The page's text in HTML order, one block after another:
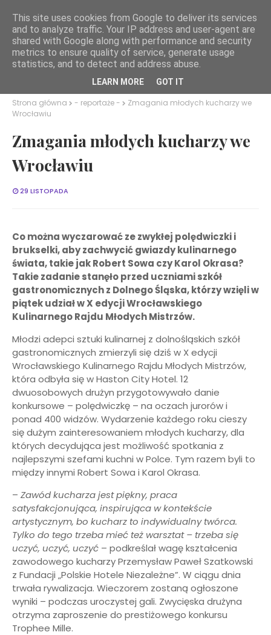
Smaki Dolnego Śląska
Strona główna - reportaże -
Zmagania młodych kucharzy we
Wrocławiu
Zmagania młodych kucharzy we
Wrocławiu
29 LISTOPADA
Co można wyczarować ze zwykłej polędwiczki i
brukselki, aby zachwycić gwiazdy kulinarnego
świata, takie jak Robert Sowa czy Karol Okrasa?
Takie zadanie stanęło przed uczniami szkół
gastronomicznych z Dolnego Śląska, którzy wzięli w
piątek udział w X edycji Wrocławskiego
Kulinarnego Rajdu Młodych Mistrzów.
Młodzi adepci sztuki kulinarnej z dolnośląskich szkół
gastronomicznych zmierzyli się dziś w X edycji
Wrocławskiego Kulinarnego Rajdu Młodych Mistrzów,
która odbyła się w Haston City Hotel. 12
dwuosobowych drużyn przygotowywało danie
konkursowe – polędwiczkę – na oczach jurorów i
ponad 400 widzów. Wydarzenie każdego roku cieszy
się dużym zainteresowaniem młodych kucharzy, dla
których decydująca jest możliwość spotkania z
najlepszymi szefami kuchni w Polce. Tym razem byli to
między innymi Robert Sowa i Karol Okrasa.
– Zawód kucharza jest piękny, praca
satysfakcjonująca, inspirująca w kontekście
artystycznym, bo kucharz to indywidualny twórca.
Tylko do tego trzeba mieć też warsztat – trzeba się
uczyć, uczyć, uczyć – podkreślał wagę kształcenia
zawodowego kucharzy Przemysław Paweł Szatkowski
z Fundacji „Polskie Hotele Niezależne”. W ciągu dnia
trwała rywalizacja. Wieczorem zostaną ogłoszone
wyniki – podczas uroczystej gali. Zwycięska drużyna
otrzyma zaproszenie do prestiżowego konkursu
Trophee Mille.
This site uses cookies from Google to deliver its services
and to analyze traffic. Your IP address and user-agent are
shared with Google along with performance and security
metrics to ensure quality of service, generate usage
statistics, and to detect and address abuse.
LEARN MORE GOT IT